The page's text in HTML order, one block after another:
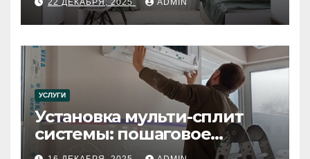
22 ДЕКАБРЯ, 2025 ADMIN
УСЛУГИ
Установка мульти-сплит
системы: пошаговое
руководство